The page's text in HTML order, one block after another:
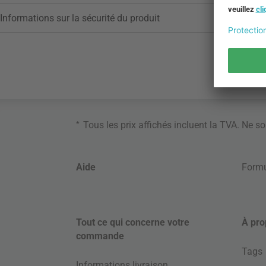
Informations sur la sécurité du produit
* Tous les prix affichés incluent la TVA. Ne
Aide
Tout ce qui concerne votre
commande
À
Tags